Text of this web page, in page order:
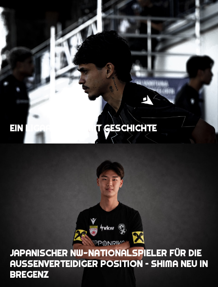
EIN LIGAAUFTAKT MIT GESCHICHTE
JAPANISCHER NW-NATIONALSPIELER FÜR DIE
AUSSENVERTEIDIGER POSITION – SHIMA NEU IN B
REGENZ